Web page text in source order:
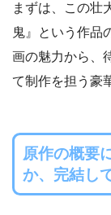
まずは、この壮
鬼』という作品
画の魅力から、
て制作を担う豪
原作の概要
か、完結し